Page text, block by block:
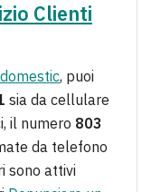
Clienti
, puoi
sia da cellulare
il numero 803
da telefono
sono attivi